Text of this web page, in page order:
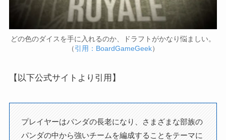
どの色のダイスを手に入れるのか、ドラフトがかなり悩ましい。
（ 引用：BoardGameGeek）
【以下公式サイトより引用】
プレイヤーはパンダの長老になり、さまざまな部族の
パンダの中から強いチームを編成することをテーマに